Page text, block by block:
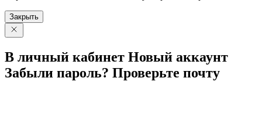
Закрыть
В личный кабинет Новый аккаунт
Забыли пароль? Проверьте почту